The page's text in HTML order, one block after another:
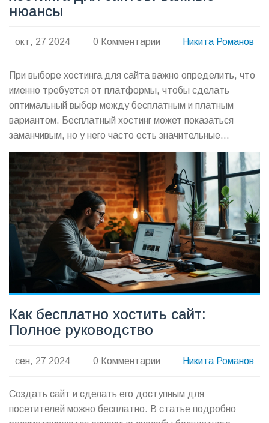
нюансы
окт, 27 2024 0 Комментарии Никита Романов
При выборе хостинга для сайта важно определить, что
именно требуется от платформы, чтобы сделать
оптимальный выбор между бесплатным и платным
вариантом. Бесплатный хостинг может показаться
заманчивым, но у него часто есть значительные
ограничения в функционале и поддержке
пользователей. Платный хостинг предоставляет
больше ресурсов и гибкости, что позволяет лучше
управлять проектом и обеспечить его стабильную
работу. Статья рассматривает основные различия,
преимущества и недостатки каждого из видов хостинга,
помогая читателям сделать осознанный выбор.
Как бесплатно хостить сайт:
Полное руководство
сен, 27 2024 0 Комментарии Никита Романов
Создать сайт и сделать его доступным для
посетителей можно бесплатно. В статье подробно